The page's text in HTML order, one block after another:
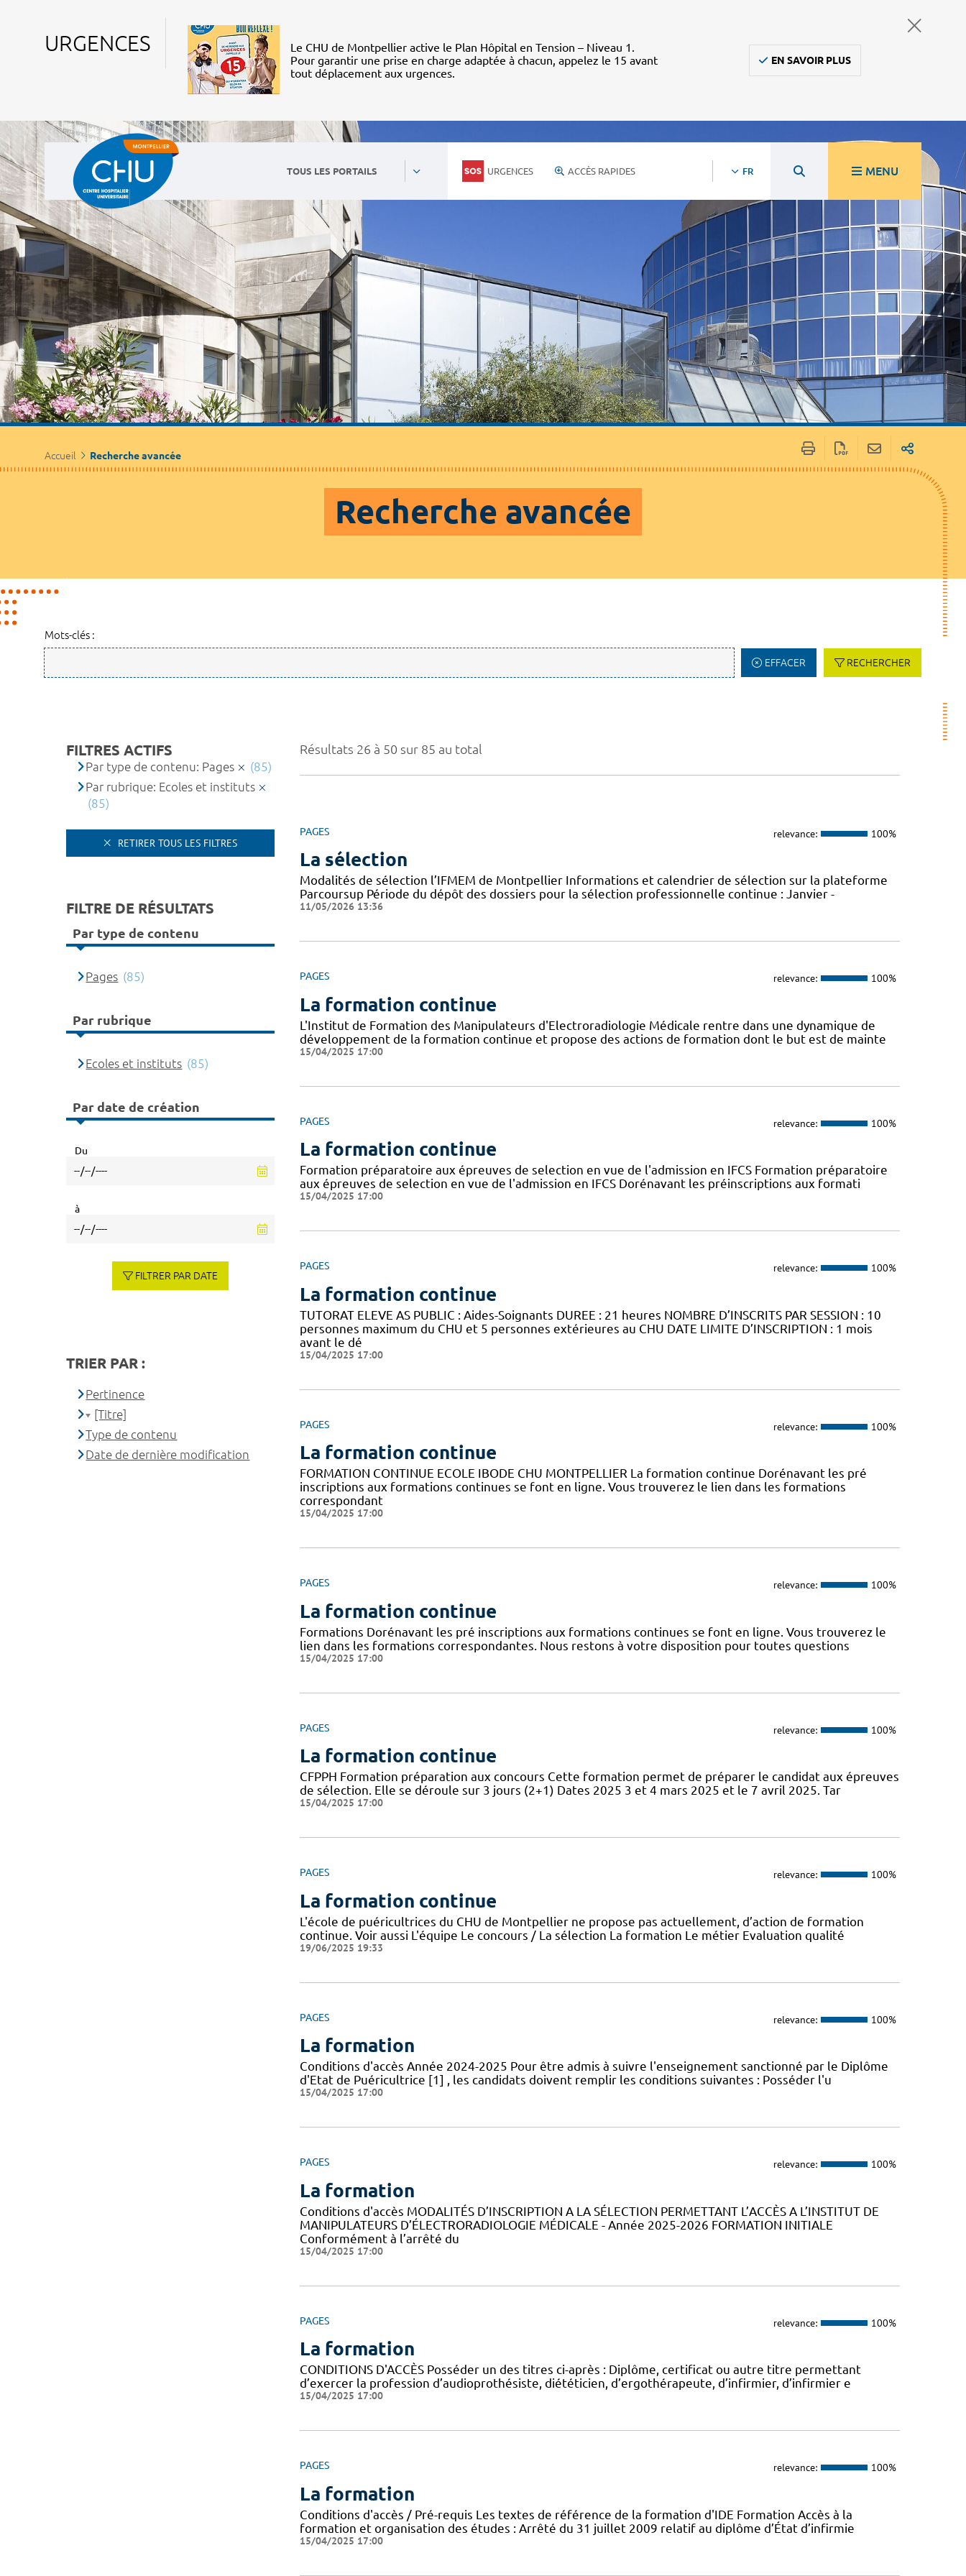
URGENCES
Le CHU de Montpellier active le Plan Hôpital en Tension – Niveau 1.
Pour garantir une prise en charge adaptée à chacun, appelez le 15 avant
tout déplacement aux urgences.
EN SAVOIR PLUS
TOUS LES PORTAILS URGENCES ACCÈS RAPIDES FR MENU
Accueil Recherche avancée
Recherche avancée
Mots-clés :
EFFACER RECHERCHER
Résultats 26 à 50 sur 85 au total
PAGES relevance: 100%
La sélection
Modalités de sélection l’IFMEM de Montpellier Informations et calendrier de sélection sur la plateforme
Parcoursup Période du dépôt des dossiers pour la sélection professionnelle continue : Janvier -
11/05/2026 13:36
PAGES relevance: 100%
La formation continue
L'Institut de Formation des Manipulateurs d'Electroradiologie Médicale rentre dans une dynamique de
développement de la formation continue et propose des actions de formation dont le but est de mainte
15/04/2025 17:00
PAGES relevance: 100%
La formation continue
Formation préparatoire aux épreuves de selection en vue de l'admission en IFCS Formation préparatoire
aux épreuves de selection en vue de l'admission en IFCS Dorénavant les préinscriptions aux formati
15/04/2025 17:00
PAGES relevance: 100%
La formation continue
TUTORAT ELEVE AS PUBLIC : Aides-Soignants DUREE : 21 heures NOMBRE D’INSCRITS PAR SESSION : 10
personnes maximum du CHU et 5 personnes extérieures au CHU DATE LIMITE D’INSCRIPTION : 1 mois
avant le dé
15/04/2025 17:00
PAGES relevance: 100%
La formation continue
FORMATION CONTINUE ECOLE IBODE CHU MONTPELLIER La formation continue Dorénavant les pré
inscriptions aux formations continues se font en ligne. Vous trouverez le lien dans les formations
correspondant
15/04/2025 17:00
PAGES relevance: 100%
La formation continue
Formations Dorénavant les pré inscriptions aux formations continues se font en ligne. Vous trouverez le
lien dans les formations correspondantes. Nous restons à votre disposition pour toutes questions
15/04/2025 17:00
PAGES relevance: 100%
La formation continue
CFPPH Formation préparation aux concours Cette formation permet de préparer le candidat aux épreuves
de sélection. Elle se déroule sur 3 jours (2+1) Dates 2025 3 et 4 mars 2025 et le 7 avril 2025. Tar
15/04/2025 17:00
PAGES relevance: 100%
La formation continue
L'école de puéricultrices du CHU de Montpellier ne propose pas actuellement, d’action de formation
continue. Voir aussi L'équipe Le concours / La sélection La formation Le métier Evaluation qualité
19/06/2025 19:33
PAGES relevance: 100%
La formation
Conditions d'accès Année 2024-2025 Pour être admis à suivre l'enseignement sanctionné par le Diplôme
d'Etat de Puéricultrice [1] , les candidats doivent remplir les conditions suivantes : Posséder l'u
15/04/2025 17:00
PAGES relevance: 100%
La formation
Conditions d'accès MODALITÉS D’INSCRIPTION A LA SÉLECTION PERMETTANT L’ACCÈS A L’INSTITUT DE
MANIPULATEURS D’ÉLECTRORADIOLOGIE MÉDICALE - Année 2025-2026 FORMATION INITIALE
Conformément à l’arrêté du
15/04/2025 17:00
PAGES relevance: 100%
La formation
CONDITIONS D'ACCÈS Posséder un des titres ci-après : Diplôme, certificat ou autre titre permettant
d’exercer la profession d’audioprothésiste, diététicien, d’ergothérapeute, d’infirmier, d’infirmier e
15/04/2025 17:00
PAGES relevance: 100%
La formation
Conditions d'accès / Pré-requis Les textes de référence de la formation d'IDE Formation Accès à la
formation et organisation des études : Arrêté du 31 juillet 2009 relatif au diplôme d’État d’infirmie
15/04/2025 17:00
FILTRES ACTIFS
Par type de contenu: Pages
(85)
Par rubrique: Ecoles et instituts
(85)
RETIRER TOUS LES FILTRES
FILTRE DE RÉSULTATS
Par type de contenu
Pages (85)
Par rubrique
Ecoles et instituts (85)
Par date de création
Du
à
FILTRER PAR DATE
TRIER PAR :
Pertinence
[Titre]
Type de contenu
Date de dernière modification